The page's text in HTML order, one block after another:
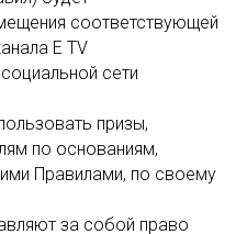
соответствующей
E TV
сети
призы,
по основаниям,
Правилами, по своему
за собой право